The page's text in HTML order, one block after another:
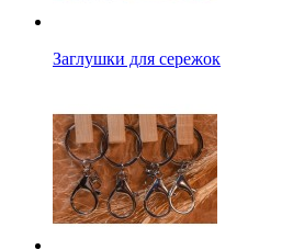
Заглушки для сережок